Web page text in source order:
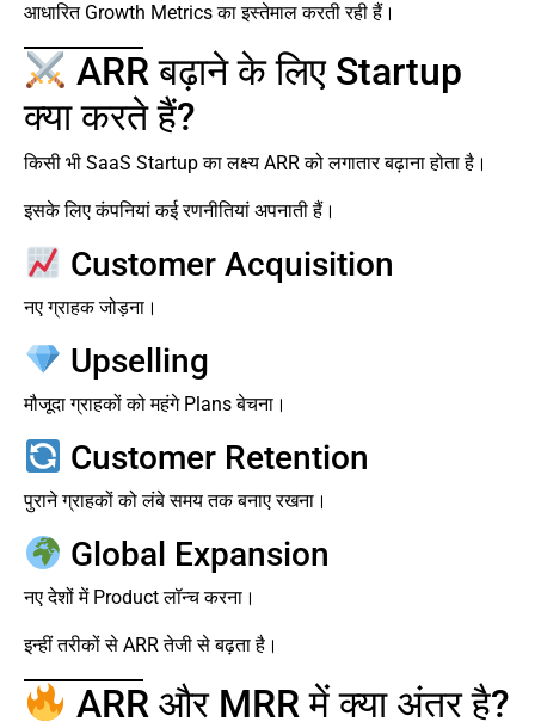
आधारित Growth Metrics का इस्तेमाल करती रही हैं।
ARR बढ़ाने के लिए Startup
क्या करते हैं?
किसी भी SaaS Startup का लक्ष्य ARR को लगातार बढ़ाना होता है।
इसके लिए कंपनियां कई रणनीतियां अपनाती हैं।
Customer Acquisition
नए ग्राहक जोड़ना।
Upselling
मौजूदा ग्राहकों को महंगे Plans बेचना।
Customer Retention
पुराने ग्राहकों को लंबे समय तक बनाए रखना।
Global Expansion
नए देशों में Product लॉन्च करना।
इन्हीं तरीकों से ARR तेजी से बढ़ता है।
ARR और MRR में क्या अंतर है?